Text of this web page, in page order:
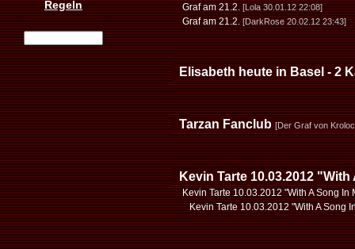
Regeln Graf am 21.2. [Lola 30.01.12 22:08]
Graf am 21.2. [DarkRose 20.02.12 23:43]
Elisabeth heute in Basel - 2
Tarzan Fanclub [Der Graf von
Kevin Tarte 10.03.2012
Kevin Tarte 10.03.2012 "With A Song
Kevin Tarte 10.03.2012 "With A Song